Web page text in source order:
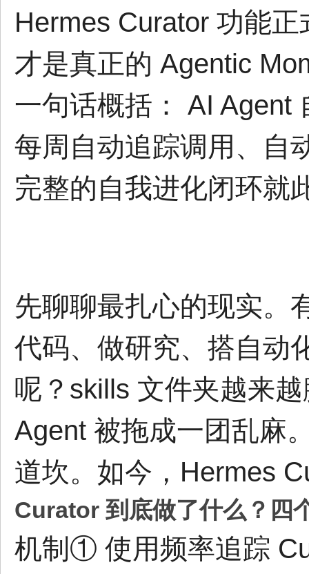
Hermes Curator 功能
才是真正的 Agentic
一句话概括： AI Agent
每周自动追踪调用、自
完整的自我进化闭环就
先聊聊最扎心的现实。
代码、做研究、搭自动
呢？skills 文件夹越来
Agent 被拖成一团乱麻
道坎。如今，Hermes
Curator 到底做了什么？四
机制① 使用频率追踪